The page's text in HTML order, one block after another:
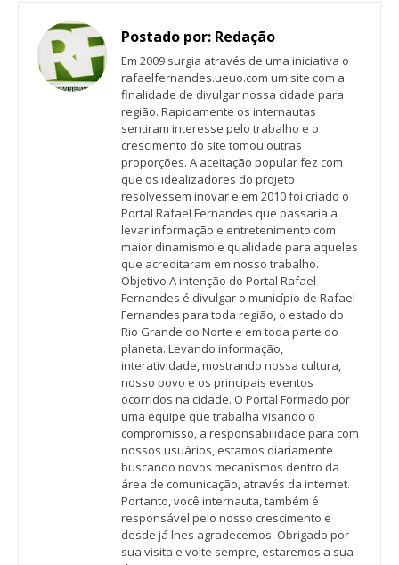
Postado por: Redação
Em 2009 surgia através de uma iniciativa o
rafaelfernandes.ueuo.com um site com a
finalidade de divulgar nossa cidade para
região. Rapidamente os internautas
sentiram interesse pelo trabalho e o
crescimento do site tomou outras
proporções. A aceitação popular fez com
que os idealizadores do projeto
resolvessem inovar e em 2010 foi criado o
Portal Rafael Fernandes que passaria a
levar informação e entretenimento com
maior dinamismo e qualidade para aqueles
que acreditaram em nosso trabalho.
Objetivo A intenção do Portal Rafael
Fernandes é divulgar o município de Rafael
Fernandes para toda região, o estado do
Rio Grande do Norte e em toda parte do
planeta. Levando informação,
interatividade, mostrando nossa cultura,
nosso povo e os principais eventos
ocorridos na cidade. O Portal Formado por
uma equipe que trabalha visando o
compromisso, a responsabilidade para com
nossos usuários, estamos diariamente
buscando novos mecanismos dentro da
área de comunicação, através da internet.
Portanto, você internauta, também é
responsável pelo nosso crescimento e
desde já lhes agradecemos. Obrigado por
sua visita e volte sempre, estaremos a sua